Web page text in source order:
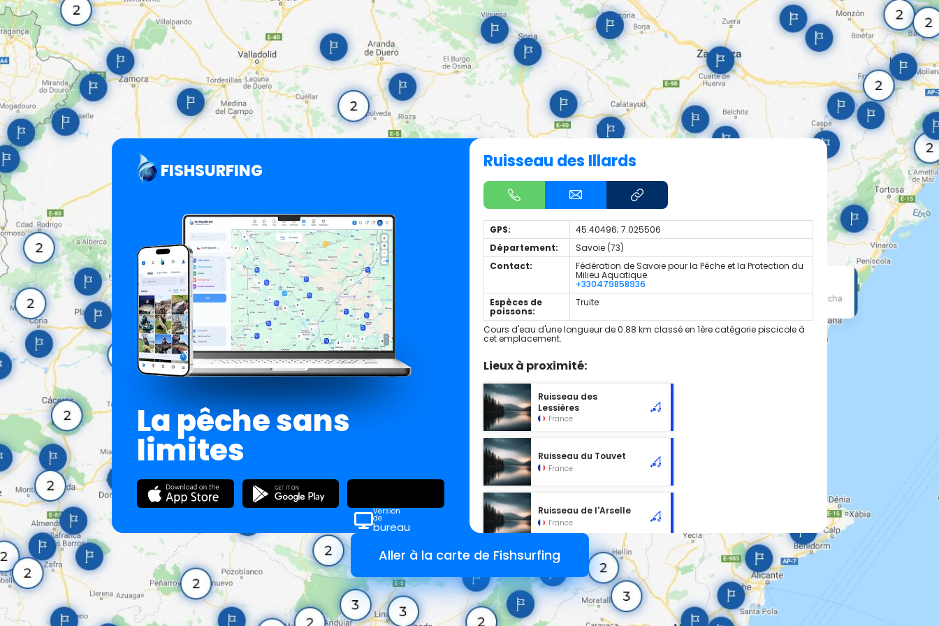
FISHSURFING
La pêche sans
limites
Version
de
bureau
Ruisseau des Illards
GPS:
45.40496; 7.025506
Département:
Savoie (73)
Contact:
Fédération de Savoie pour la Pêche et la Protection du
Milieu Aquatique
+330479858936
Espèces de
poissons:
Truite
Cours d'eau d'une longueur de 0.88 km classé en 1ère catégorie piscicole à
cet emplacement.
Lieux à proximité:
Ruisseau des
Lessières
France
Ruisseau du Touvet
France
Ruisseau de l'Arselle
France
Aller à la carte de Fishsurfing